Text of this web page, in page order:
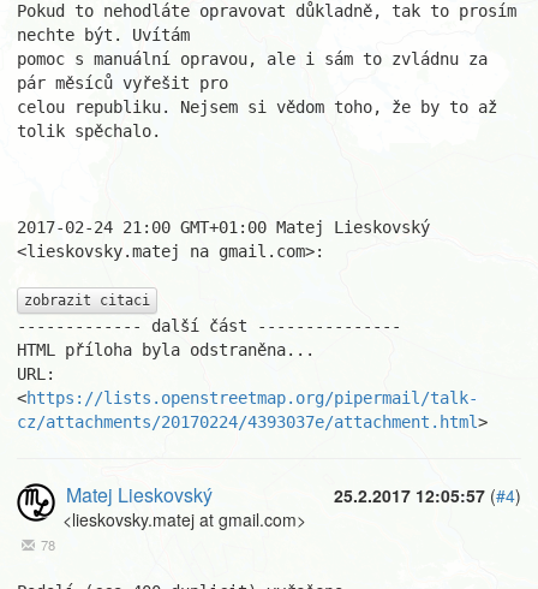
Pokud to nehodláte opravovat důkladně, tak to prosím
nechte být. Uvítám
pomoc s manuální opravou, ale i sám to zvládnu za
pár měsíců vyřešit pro
celou republiku. Nejsem si vědom toho, že by to až
tolik spěchalo.
2017-02-24 21:00 GMT+01:00 Matej Lieskovský
<lieskovsky.matej na gmail.com>:
zobrazit citaci
------------- další část ---------------
HTML příloha byla odstraněna...
URL:
<https://lists.openstreetmap.org/pipermail/talk-
cz/attachments/20170224/4393037e/attachment.html>
25.2.2017 12:05:57 (#4)
Matej Lieskovský
<lieskovsky.matej at gmail.com>
78